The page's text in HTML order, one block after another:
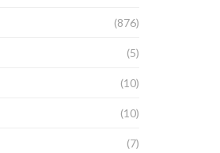
(876)
(5)
(10)
(10)
(7)